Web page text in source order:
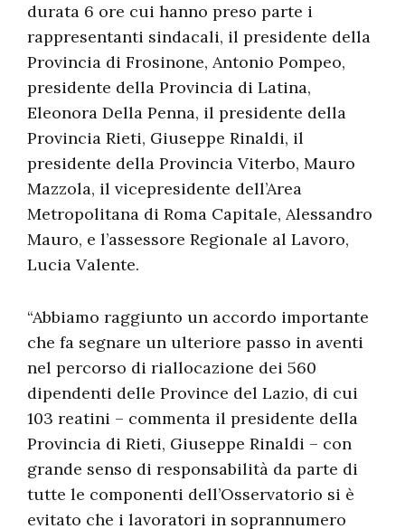
durata 6 ore cui hanno preso parte i
rappresentanti sindacali, il presidente della
Provincia di Frosinone, Antonio Pompeo,
presidente della Provincia di Latina,
Eleonora Della Penna, il presidente della
Provincia Rieti, Giuseppe Rinaldi, il
presidente della Provincia Viterbo, Mauro
Mazzola, il vicepresidente dell’Area
Metropolitana di Roma Capitale, Alessandro
Mauro, e l’assessore Regionale al Lavoro,
Lucia Valente.
“Abbiamo raggiunto un accordo importante
che fa segnare un ulteriore passo in aventi
nel percorso di riallocazione dei 560
dipendenti delle Province del Lazio, di cui
103 reatini – commenta il presidente della
Provincia di Rieti, Giuseppe Rinaldi – con
grande senso di responsabilità da parte di
tutte le componenti dell’Osservatorio si è
evitato che i lavoratori in soprannumero